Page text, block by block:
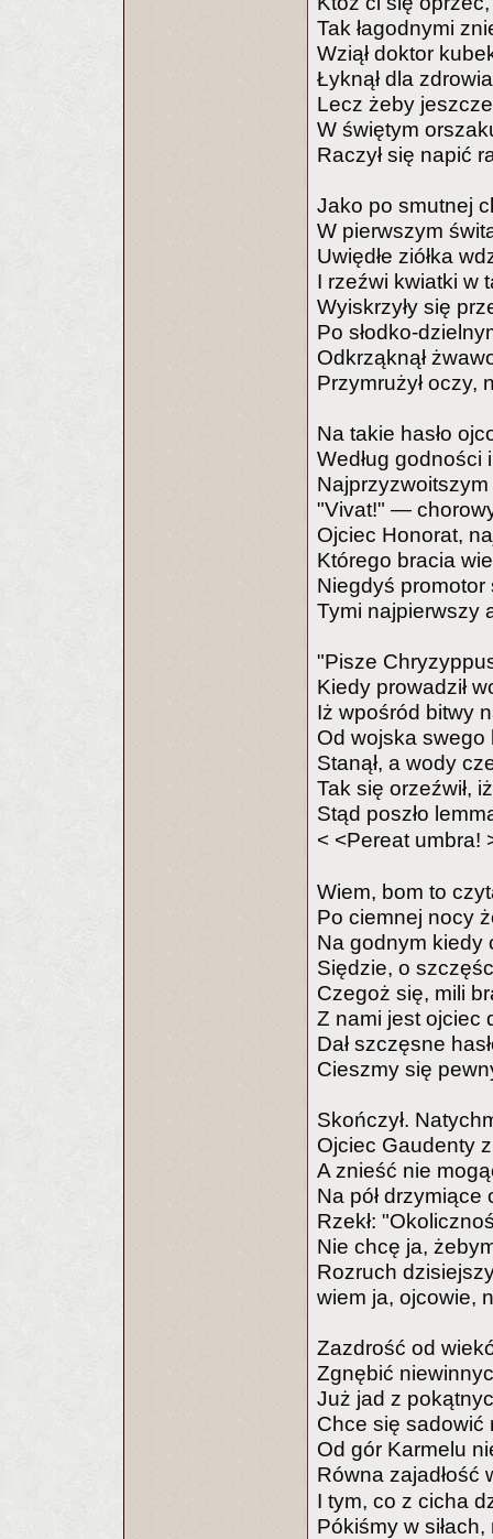
Tak łagodnymi
Wziął doktor
Łyknął dla
Lecz żeby
W świętym
Raczył się napić
Jako po smutnej
W pierwszym
Uwiędłe ziółka
I rzeźwi kwiatki w
Wyiskrzyły się
Po słodko-
Odkrząknął
Przymrużył oczy,
Na takie hasło
Według godności
"Vivat!" —
Ojciec Honorat,
Którego bracia
Niegdyś promotor
Tymi najpierwszy
"Pisze
Kiedy prowadził
Iż wpośród bitwy
Od wojska
Stanął, a wody
Tak się orzeźwił,
Stąd poszło
< <Pereat umbra!
Wiem, bom to
Po ciemnej nocy
Na godnym kiedy
Siędzie, o
Czegoż się, mili
Z nami jest ojciec
Dał szczęsne
Cieszmy się
Skończył.
Ojciec Gaudenty
A znieść nie
Na pół drzymiące
Rzekł:
Nie chcę ja,
Rozruch
wiem ja, ojcowie,
Zazdrość od
Zgnębić
Już jad z
Chce się sadowić
Od gór Karmelu
Równa
I tym, co z cicha
Pókiśmy w